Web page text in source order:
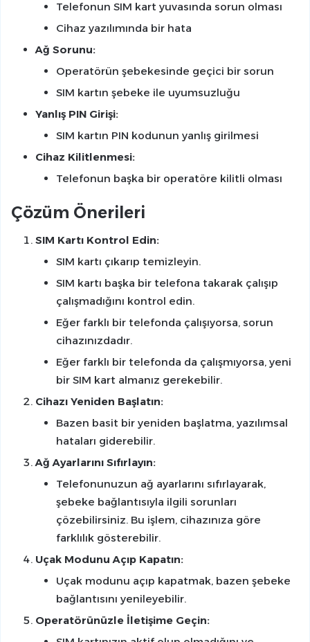
Telefonun SIM kart yuvasında sorun olması
Cihaz yazılımında bir hata
Ağ Sorunu:
Operatörün şebekesinde geçici bir sorun
SIM kartın şebeke ile uyumsuzluğu
Yanlış PIN Girişi:
SIM kartın PIN kodunun yanlış girilmesi
Cihaz Kilitlenmesi:
Telefonun başka bir operatöre kilitli olması
Çözüm Önerileri
SIM Kartı Kontrol Edin:
SIM kartı çıkarıp temizleyin.
SIM kartı başka bir telefona takarak çalışıp
çalışmadığını kontrol edin.
Eğer farklı bir telefonda çalışıyorsa, sorun
cihazınızdadır.
Eğer farklı bir telefonda da çalışmıyorsa, yeni
bir SIM kart almanız gerekebilir.
Cihazı Yeniden Başlatın:
Bazen basit bir yeniden başlatma, yazılımsal
hataları giderebilir.
Ağ Ayarlarını Sıfırlayın:
Telefonunuzun ağ ayarlarını sıfırlayarak,
şebeke bağlantısıyla ilgili sorunları
çözebilirsiniz. Bu işlem, cihazınıza göre
farklılık gösterebilir.
Uçak Modunu Açıp Kapatın:
Uçak modunu açıp kapatmak, bazen şebeke
bağlantısını yenileyebilir.
Operatörünüzle İletişime Geçin: